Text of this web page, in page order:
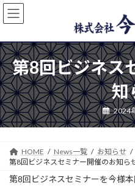
コ
ン
ン
ツ
へ
ス
キ
ッ
プ
ナ
ビ
ー
シ
ョ
ン
に
移
動
第8回ビジネス
知
2024
HOME News一覧
お知らせ
第8回ビジネスセミナー開催のお知ら
第8回ビジネスセミナーを今様本